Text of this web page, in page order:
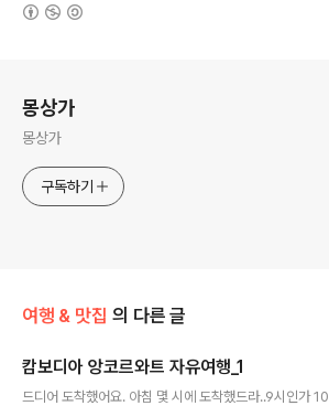
몽상가
몽상가
구독하기
여행 & 맛집 의 다른 글
캄보디아 앙코르와트 자유여행_1
드디어 도착했어요. 아침 몇 시에 도착했드라..9시인가 10